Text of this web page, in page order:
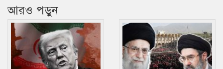
আরও পড়ুন